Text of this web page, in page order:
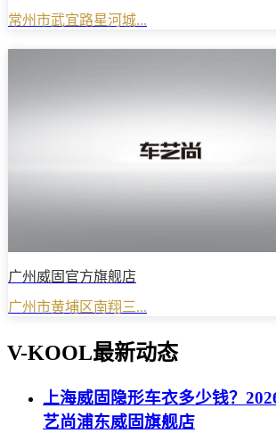
常州市武宜路星河城...
广州威固官方旗舰店
广州市黄埔区南翔三...
V-KOOL最新动态
上海威固隐形车衣多少钱？
艺尚浦东威固旗舰店